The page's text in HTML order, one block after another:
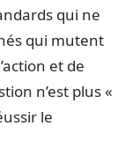
qui ne
qui mutent
et de
n’est plus «
le